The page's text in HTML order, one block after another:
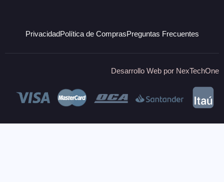
PrivacidadPolítica de ComprasPreguntas Frecuentes
Desarrollo Web por NexTechOne